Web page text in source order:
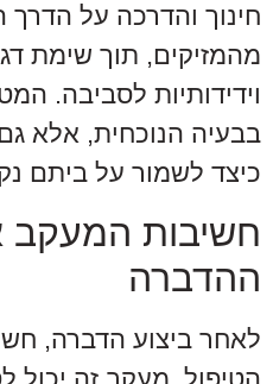
חינוך והדרכה על הדרך
מהמזיקים, תוך שימת
וידידותיות לסביבה.
בבעיה הנוכחית, אלא
כיצד לשמור על ביתם
חשיבות המעקב
ההדברה
לאחר ביצוע הדברה,